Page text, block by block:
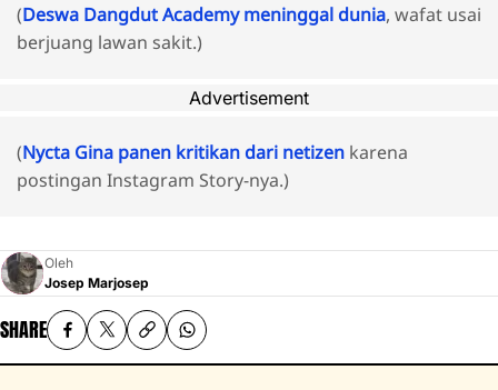
(Deswa Dangdut Academy meninggal dunia, wafat usai
berjuang lawan sakit.)
Advertisement
(Nycta Gina panen kritikan dari netizen karena
postingan Instagram Story-nya.)
Oleh
Josep Marjosep
SHARE